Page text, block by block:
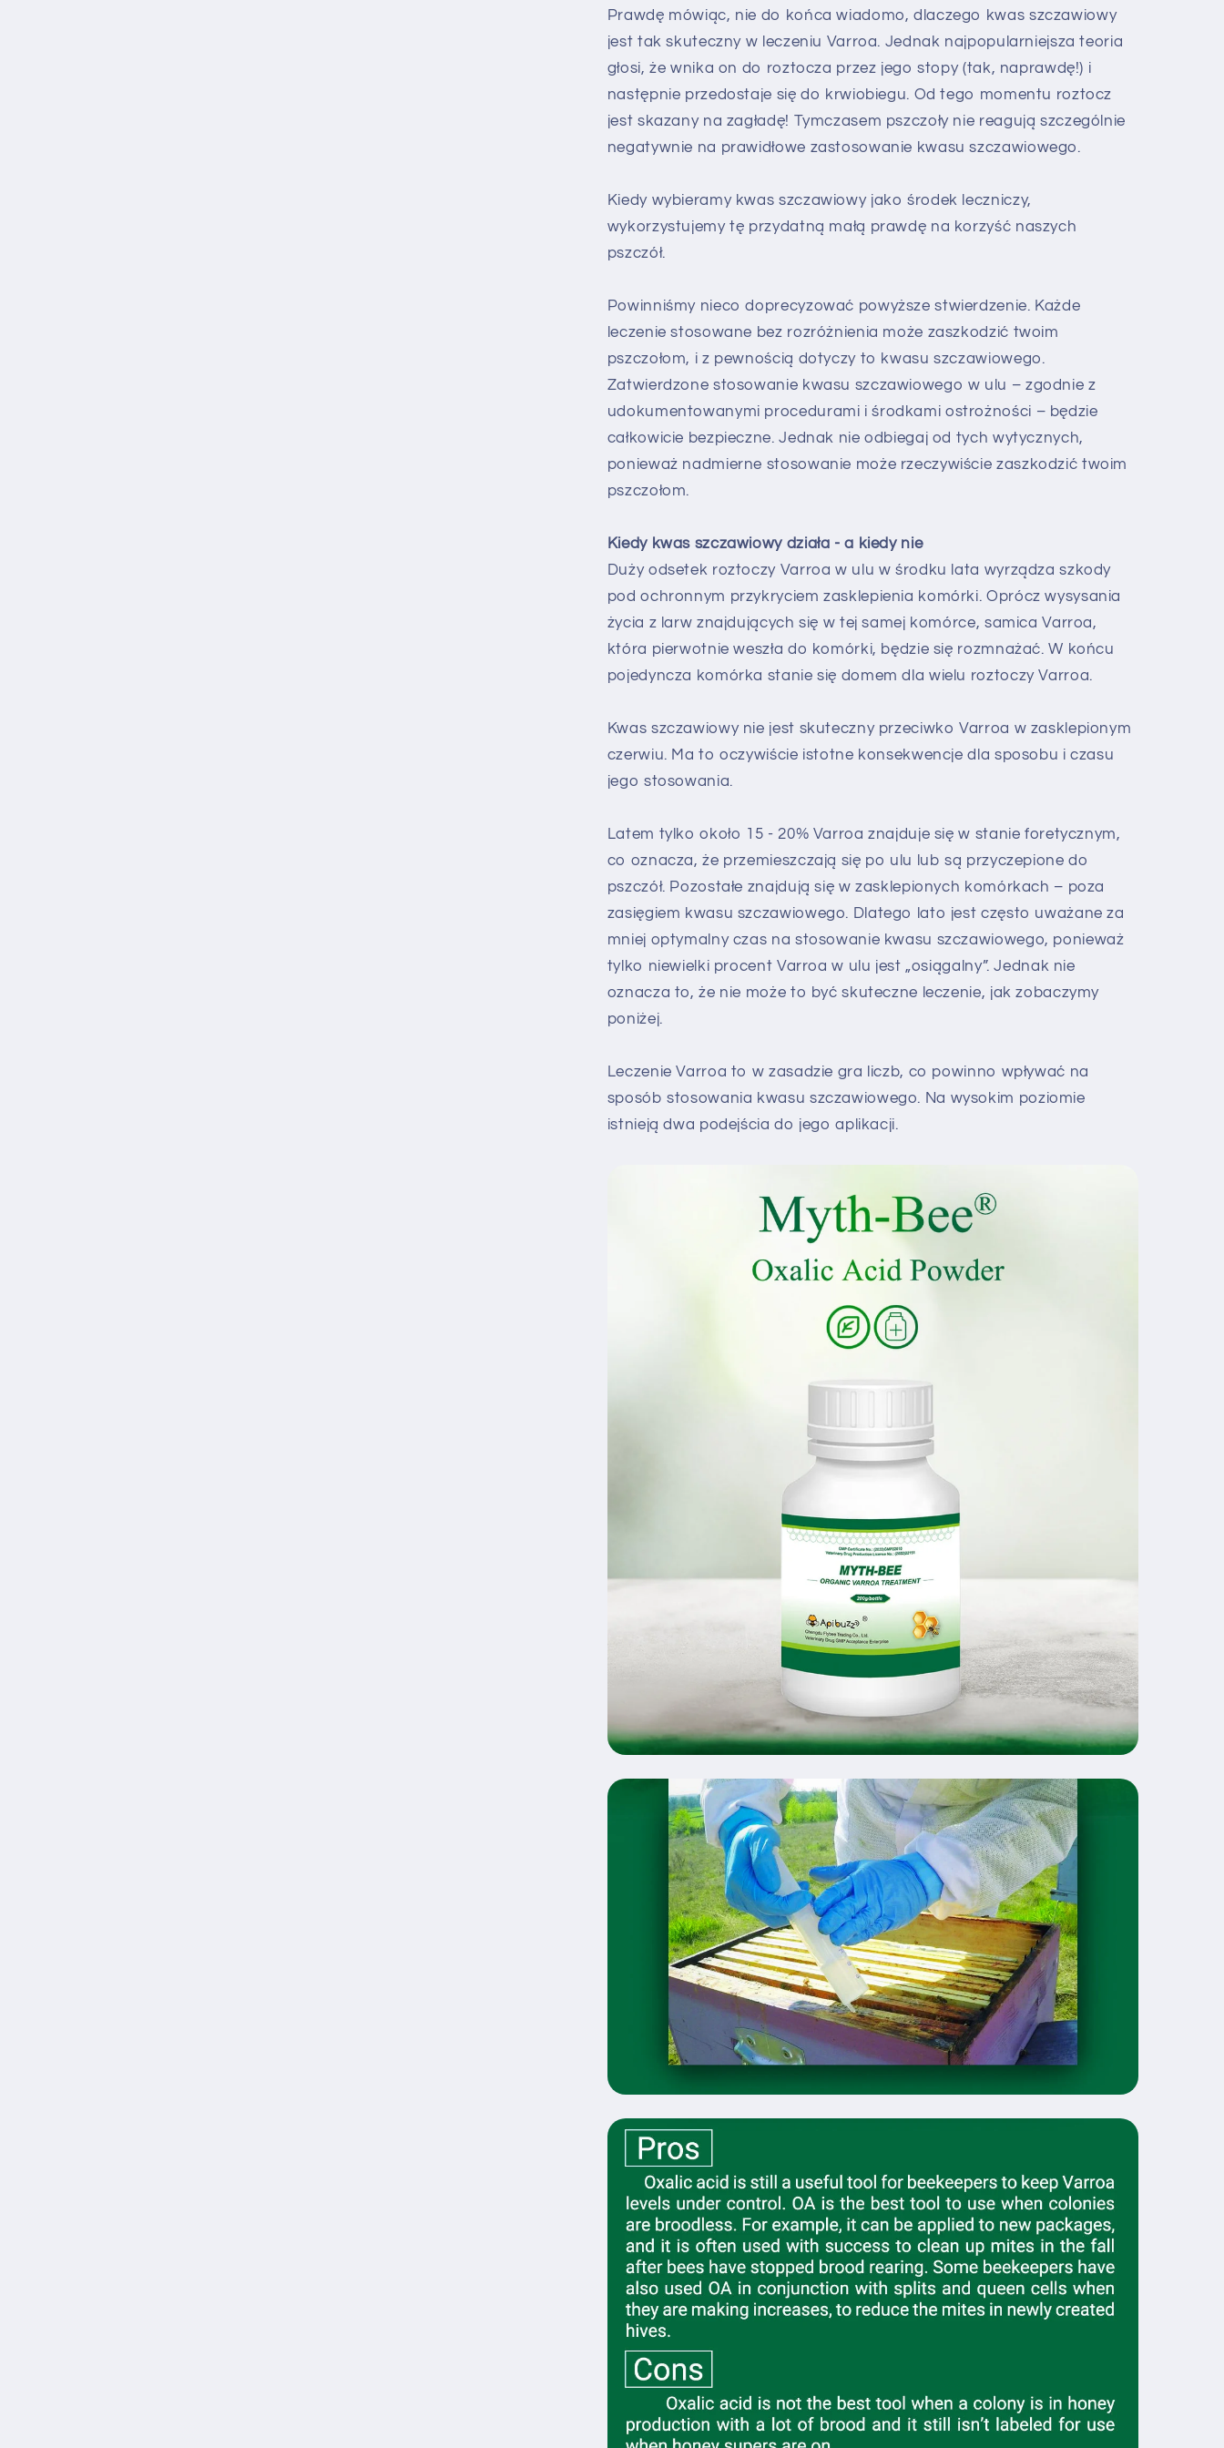
Prawdę mówiąc, nie do końca wiadomo, dlaczego kwas szczawiowy
jest tak skuteczny w leczeniu Varroa. Jednak najpopularniejsza teoria
głosi, że wnika on do roztocza przez jego stopy (tak, naprawdę!) i
następnie przedostaje się do krwiobiegu. Od tego momentu roztocz
jest skazany na zagładę! Tymczasem pszczoły nie reagują szczególnie
negatywnie na prawidłowe zastosowanie kwasu szczawiowego.
Kiedy wybieramy kwas szczawiowy jako środek leczniczy,
wykorzystujemy tę przydatną małą prawdę na korzyść naszych
pszczół.
Powinniśmy nieco doprecyzować powyższe stwierdzenie. Każde
leczenie stosowane bez rozróżnienia może zaszkodzić twoim
pszczołom, i z pewnością dotyczy to kwasu szczawiowego.
Zatwierdzone stosowanie kwasu szczawiowego w ulu – zgodnie z
udokumentowanymi procedurami i środkami ostrożności – będzie
całkowicie bezpieczne. Jednak nie odbiegaj od tych wytycznych,
ponieważ nadmierne stosowanie może rzeczywiście zaszkodzić twoim
pszczołom.
Kiedy kwas szczawiowy działa - a kiedy nie
Duży odsetek roztoczy Varroa w ulu w środku lata wyrządza szkody
pod ochronnym przykryciem zasklepienia komórki. Oprócz wysysania
życia z larw znajdujących się w tej samej komórce, samica Varroa,
która pierwotnie weszła do komórki, będzie się rozmnażać. W końcu
pojedyncza komórka stanie się domem dla wielu roztoczy Varroa.
Kwas szczawiowy nie jest skuteczny przeciwko Varroa w zasklepionym
czerwiu. Ma to oczywiście istotne konsekwencje dla sposobu i czasu
jego stosowania.
Latem tylko około 15 - 20% Varroa znajduje się w stanie foretycznym,
co oznacza, że przemieszczają się po ulu lub są przyczepione do
pszczół. Pozostałe znajdują się w zasklepionych komórkach – poza
zasięgiem kwasu szczawiowego. Dlatego lato jest często uważane za
mniej optymalny czas na stosowanie kwasu szczawiowego, ponieważ
tylko niewielki procent Varroa w ulu jest „osiągalny”. Jednak nie
oznacza to, że nie może to być skuteczne leczenie, jak zobaczymy
poniżej.
Leczenie Varroa to w zasadzie gra liczb, co powinno wpływać na
sposób stosowania kwasu szczawiowego. Na wysokim poziomie
istnieją dwa podejścia do jego aplikacji.